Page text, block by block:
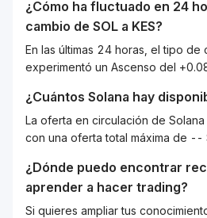
¿Cómo ha fluctuado en 24
cambio de SOL a KES?
En las últimas 24 horas, el tipo de
experimentó un Ascenso del
¿Cuántos Solana hay
La oferta en circulación de Solana
con una oferta total máxima de --
¿Dónde puedo encontrar
aprender a hacer trading?
Si quieres ampliar tus